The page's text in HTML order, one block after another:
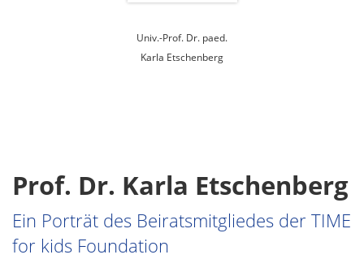
Univ.-Prof. Dr. paed.
Karla Etschenberg
Prof. Dr. Karla Etschenberg
Ein Porträt des Beiratsmitgliedes der TIME
for kids Foundation